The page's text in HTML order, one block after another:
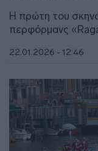
Η πρώτη του
περφόρμανς
22.01.2026 - 12:46